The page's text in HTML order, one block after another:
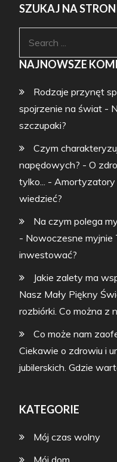
SZUKAJ NA
NAJNOWSZE
Rodzaje przynęt
spojrzenie na świat -
szczupaki?
Czym
napędowych? - O
tylko... -Amortyzatory
wiedzieć?
Na czym polega
- Nowoczesne myjnie
inwestować?
Jakie zalety ma
Nasz Mały Piękny
rozbiórki. Co można z
Co może nam
Ciekawie o zdrowiu i
jubilerskich. Gdzie
KATEGORIE
Mój czas wolny
Mój dom